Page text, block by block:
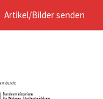
Artikel/Bilder senden